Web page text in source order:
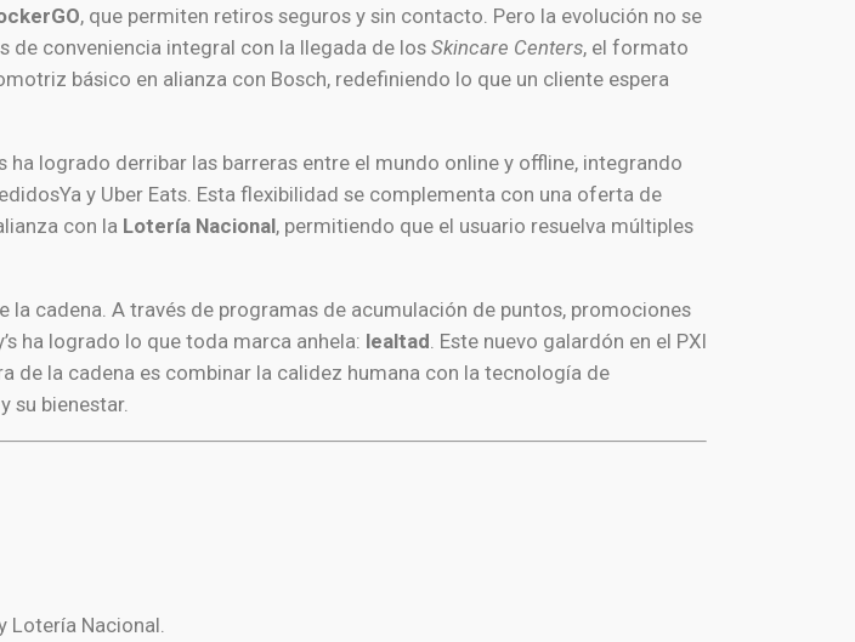
, que permiten retiros seguros y sin contacto. Pero la evolución no se
de conveniencia integral con la llegada de los Skincare Centers, el formato
básico en alianza con Bosch, redefiniendo lo que un cliente espera
ha logrado derribar las barreras entre el mundo online y offline, integrando
y Uber Eats. Esta flexibilidad se complementa con una oferta de
con la Lotería Nacional, permitiendo que el usuario resuelva múltiples
cadena. A través de programas de acumulación de puntos, promociones
ha logrado lo que toda marca anhela: lealtad . Este nuevo galardón en el PXI
de la cadena es combinar la calidez humana con la tecnología de
su bienestar.
Lotería Nacional.